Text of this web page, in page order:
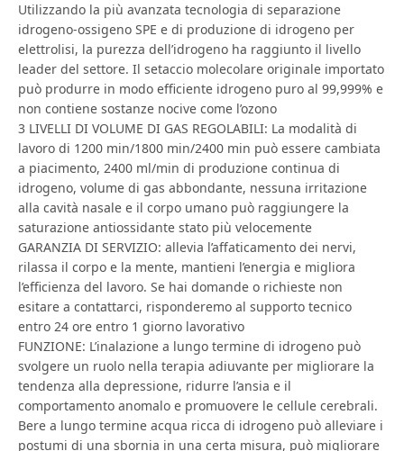
Utilizzando la più avanzata tecnologia di separazione
idrogeno-ossigeno SPE e di produzione di idrogeno per
elettrolisi, la purezza dell’idrogeno ha raggiunto il livello
leader del settore. Il setaccio molecolare originale importato
può produrre in modo efficiente idrogeno puro al 99,999% e
non contiene sostanze nocive come l’ozono
3 LIVELLI DI VOLUME DI GAS REGOLABILI: La modalità di
lavoro di 1200 min/1800 min/2400 min può essere cambiata
a piacimento, 2400 ml/min di produzione continua di
idrogeno, volume di gas abbondante, nessuna irritazione
alla cavità nasale e il corpo umano può raggiungere la
saturazione antiossidante stato più velocemente
GARANZIA DI SERVIZIO: allevia l’affaticamento dei nervi,
rilassa il corpo e la mente, mantieni l’energia e migliora
l’efficienza del lavoro. Se hai domande o richieste non
esitare a contattarci, risponderemo al supporto tecnico
entro 24 ore entro 1 giorno lavorativo
FUNZIONE: L’inalazione a lungo termine di idrogeno può
svolgere un ruolo nella terapia adiuvante per migliorare la
tendenza alla depressione, ridurre l’ansia e il
comportamento anomalo e promuovere le cellule cerebrali.
Bere a lungo termine acqua ricca di idrogeno può alleviare i
postumi di una sbornia in una certa misura, può migliorare